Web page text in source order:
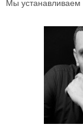
Мы устанавливаем